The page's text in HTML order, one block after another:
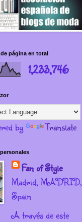
página en total
1,233,746
by Translate
Fan of Style
Madrid, MADRID,
Spain
A través de este